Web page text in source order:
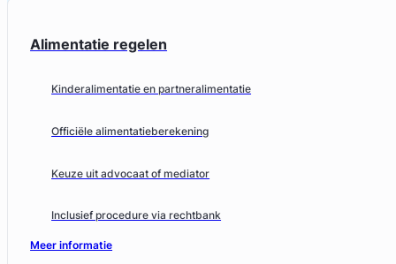
Alimentatie regelen
Kinderalimentatie en partneralimentatie
Officiële alimentatieberekening
Keuze uit advocaat of mediator
Inclusief procedure via rechtbank
Meer informatie